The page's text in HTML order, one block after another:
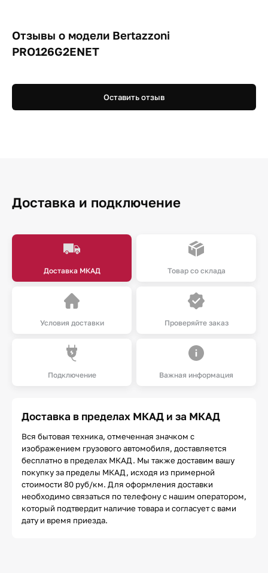
Отзывы о модели Bertazzoni
PRO126G2ENET
Оставить отзыв
Доставка и подключение
Доставка МКАД Товар со склада
Условия доставки Проверяйте заказ
Подключение Важная информация
Доставка в пределах МКАД и за МКАД
Вся бытовая техника, отмеченная значком с
изображением грузового автомобиля, доставляется
бесплатно в пределах МКАД. Мы также доставим вашу
покупку за пределы МКАД, исходя из примерной
стоимости 80 руб/км. Для оформления доставки
необходимо связаться по телефону с нашим оператором,
который подтвердит наличие товара и согласует с вами
дату и время приезда.